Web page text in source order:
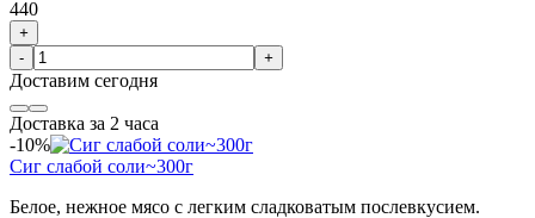
440
+
-
+
Доставим сегодня
Доставка за 2 часа
-10%
Сиг слабой соли~300г
Белое, нежное мясо с легким сладковатым послевкусием.